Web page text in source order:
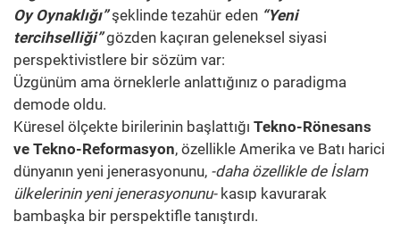
Oy Oynaklığı”şeklinde tezahür eden “Yeni
tercihselliği”gözden kaçıran geleneksel siyasi
perspektivistlere bir sözüm var:
Üzgünüm ama örneklerle anlattığınız o paradigma
demode oldu.
Küresel ölçekte birilerinin başlattığı Tekno-Rönesans
ve Tekno-Reformasyon, özellikle Amerika ve Batı harici
dünyanın yeni jenerasyonunu, -daha özellikle de İslam
ülkelerinin yeni jenerasyonunu-kasıp kavurarak
bambaşka bir perspektifle tanıştırdı.